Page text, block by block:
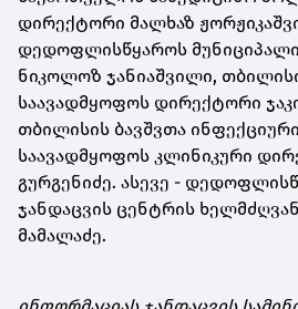
დირექტორი მალხაზ
დედოფლისწყაროს
ნიკოლოზ ჯანიაშვილი,
საავადმყოფოს დირექტორი
თბილისის ბავშვთა
საავადმყოფოს კლინიკური
გურგენიძე. ასევე -
ჯანდაცვის ცენტრის
მამალაძე.